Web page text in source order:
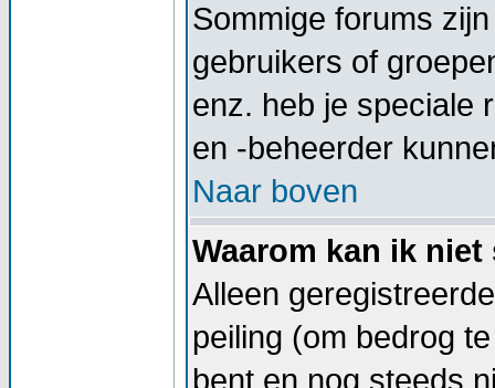
Sommige forums
gebruikers of
enz. heb je speciale
en -beheerder
Naar boven
Waarom kan ik
Alleen
peiling (om bedrog
bent en nog steeds